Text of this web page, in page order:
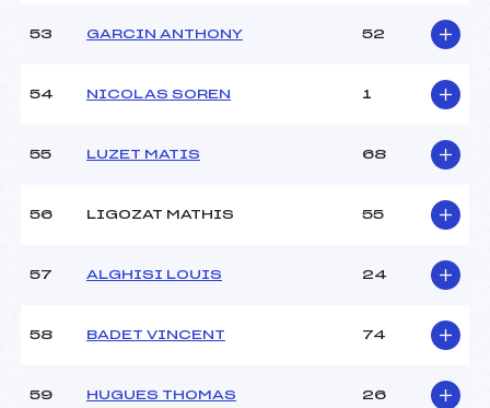
53 GARCIN ANTHONY 52
54 NICOLAS SOREN 1
55 LUZET MATIS 68
56 LIGOZAT MATHIS 55
57 ALGHISI LOUIS 24
58 BADET VINCENT 74
59 HUGUES THOMAS 26